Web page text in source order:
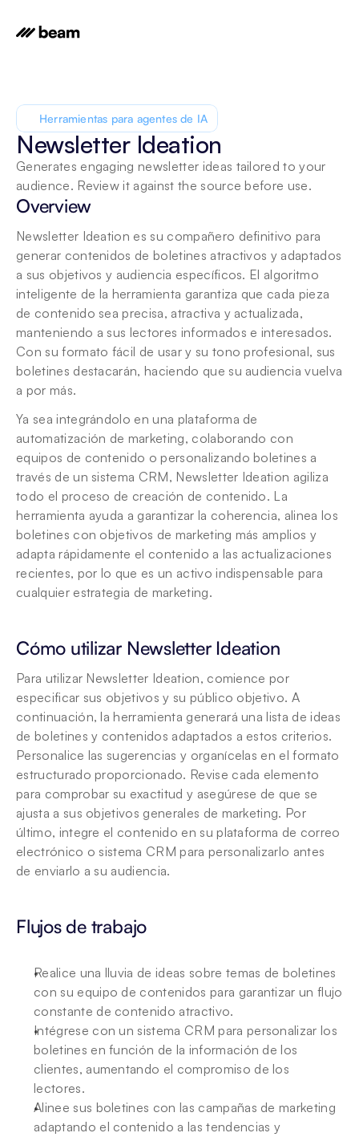
Herramientas para agentes de IA
Newsletter Ideation
Generates engaging newsletter ideas tailored to your
audience. Review it against the source before use.
Overview
Newsletter Ideation es su compañero definitivo para
generar contenidos de boletines atractivos y adaptados
a sus objetivos y audiencia específicos. El algoritmo
inteligente de la herramienta garantiza que cada pieza
de contenido sea precisa, atractiva y actualizada,
manteniendo a sus lectores informados e interesados.
Con su formato fácil de usar y su tono profesional, sus
boletines destacarán, haciendo que su audiencia vuelva
a por más.
Ya sea integrándolo en una plataforma de
automatización de marketing, colaborando con
equipos de contenido o personalizando boletines a
través de un sistema CRM, Newsletter Ideation agiliza
todo el proceso de creación de contenido. La
herramienta ayuda a garantizar la coherencia, alinea los
boletines con objetivos de marketing más amplios y
adapta rápidamente el contenido a las actualizaciones
recientes, por lo que es un activo indispensable para
cualquier estrategia de marketing.
Cómo utilizar Newsletter Ideation
Para utilizar Newsletter Ideation, comience por
especificar sus objetivos y su público objetivo. A
continuación, la herramienta generará una lista de ideas
de boletines y contenidos adaptados a estos criterios.
Personalice las sugerencias y organícelas en el formato
estructurado proporcionado. Revise cada elemento
para comprobar su exactitud y asegúrese de que se
ajusta a sus objetivos generales de marketing. Por
último, integre el contenido en su plataforma de correo
electrónico o sistema CRM para personalizarlo antes
de enviarlo a su audiencia.
Flujos de trabajo
Realice una lluvia de ideas sobre temas de boletines
con su equipo de contenidos para garantizar un flujo
constante de contenido atractivo.
Intégrese con un sistema CRM para personalizar los
boletines en función de la información de los
clientes, aumentando el compromiso de los
lectores.
Alinee sus boletines con las campañas de marketing
adaptando el contenido a las tendencias y